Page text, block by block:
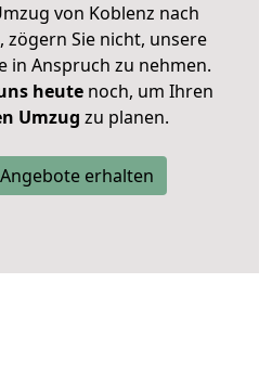
von Koblenz nach
zögern Sie nicht, unsere
in Anspruch zu nehmen.
heutenoch, um Ihren
Umzug zu planen.
erhalten